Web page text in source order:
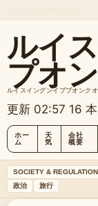
ルイ
プオ
ルイスイングンイププオンク
更新 02:57 16
ホー
ム
天
気
会社
概要
SOCIETY & REGULATION
政治
旅行